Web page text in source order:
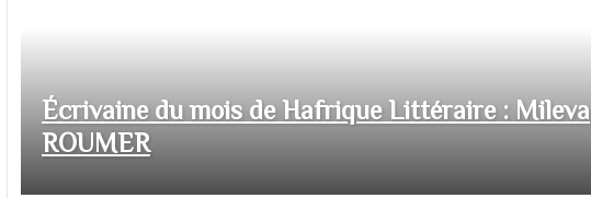
Écrivaine du mois de Hafrique Littéraire : Mileva
ROUMER